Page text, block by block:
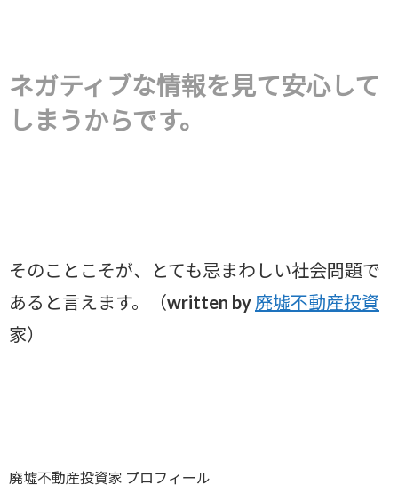
ネガティブな情報を見て安心して
しまうからです。
そのことこそが、とても忌まわしい社会問題で
あると言えます。（written by 廃墟不動産投資
家）
廃墟不動産投資家 プロフィール